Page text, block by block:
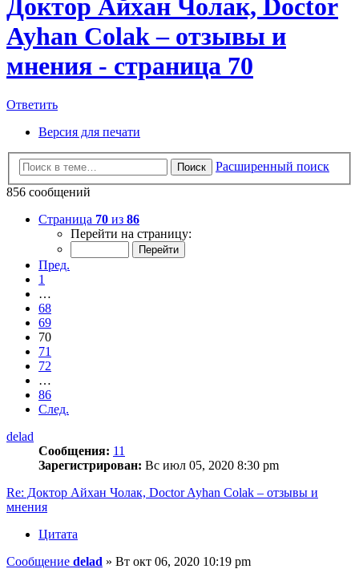
Доктор Айхан Чолак, Doctor
Ayhan Colak – отзывы и
мнения - страница 70
Ответить
Версия для печати
Поиск
Расширенный поиск
856 сообщений
Страница 70 из 86
Перейти на страницу:
Пред.
1
…
68
69
70
71
72
…
86
След.
delad
Сообщения: 11
Зарегистрирован: Вс июл 05, 2020 8:30 pm
Re: Доктор Айхан Чолак, Doctor Ayhan Colak – отзывы и
мнения
Цитата
Сообщение delad » Вт окт 06, 2020 10:19 pm